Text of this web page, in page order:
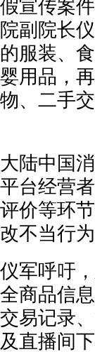
假宣传案
院副院长
的服装、
婴用品，
物、二手
大陆中国
平台经营
评价等环
改不当行为
仪军呼吁
全商品信
交易记录
及直播间